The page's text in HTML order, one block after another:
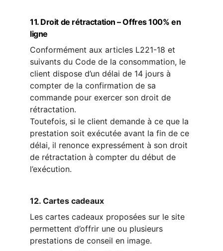
11. Droit de rétractation – Offres 100% en
ligne
Conformément aux articles L221-18 et
suivants du Code de la consommation, le
client dispose d’un délai de 14 jours à
compter de la confirmation de sa
commande pour exercer son droit de
rétractation.
Toutefois, si le client demande à ce que la
prestation soit exécutée avant la fin de ce
délai, il renonce expressément à son droit
de rétractation à compter du début de
l’exécution.
12. Cartes cadeaux
Les cartes cadeaux proposées sur le site
permettent d’offrir une ou plusieurs
prestations de conseil en image.